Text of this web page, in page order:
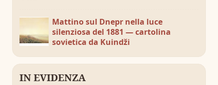
Mattino sul Dnepr nella luce
silenziosa del 1881 — cartolina
sovietica da Kuindži
IN EVIDENZA